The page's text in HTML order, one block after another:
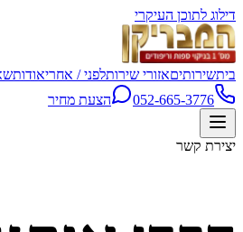
דילוג לתוכן העיקרי
ביתשירותיםאזורי שירותלפני / אחריאודות
052-665-3776
הצעת מחיר
יצירת קשר